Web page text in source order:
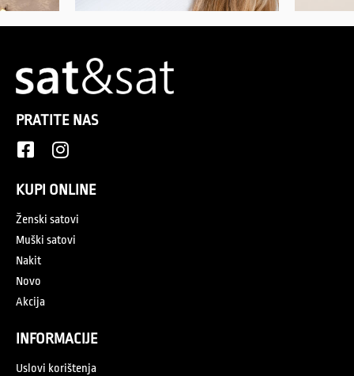
PRATITE NAS
KUPI ONLINE
Ženski satovi
Muški satovi
Nakit
Novo
Akcija
INFORMACIJE
Uslovi korištenja